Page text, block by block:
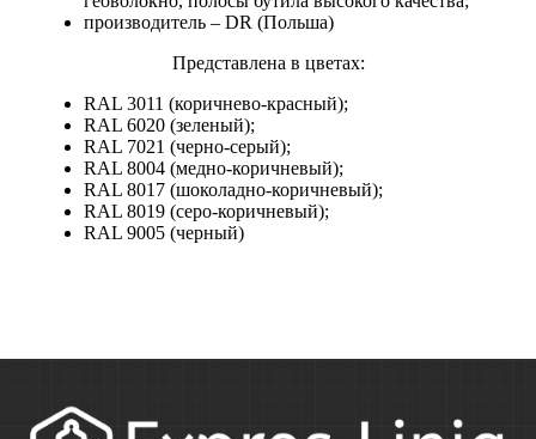
производитель – DR (Польша)
Представлена в цветах:
RAL 3011 (коричнево-красный);
RAL 6020 (зеленый);
RAL 7021 (черно-серый);
RAL 8004 (медно-коричневый);
RAL 8017 (шоколадно-коричневый);
RAL 8019 (серо-коричневый);
RAL 9005 (черный)